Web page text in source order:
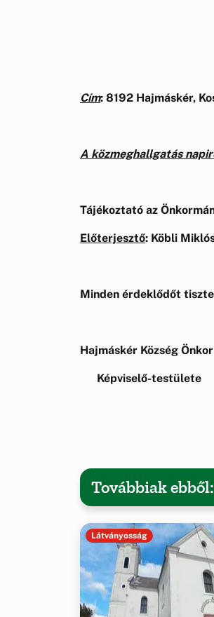
Cím: 8192 Hajmáskér,
A közmeghallgatás
Tájékoztató az
Előterjesztő: Köbli
Minden érdeklődőt
Hajmáskér Község
Képviselő-testülete
Továbbiak
Látványosság